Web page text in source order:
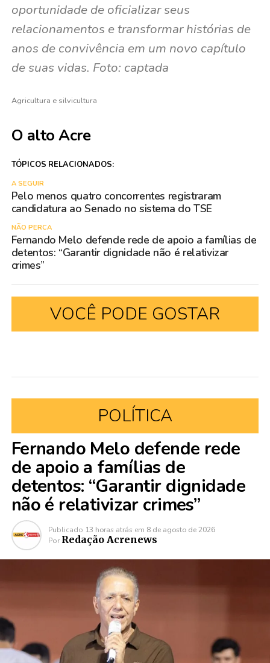
oportunidade de oficializar seus
relacionamentos e transformar histórias de
anos de convivência em um novo capítulo
de suas vidas. Foto: captada
Agricultura e silvicultura
O alto Acre
TÓPICOS RELACIONADOS:
A SEGUIR
Pelo menos quatro concorrentes registraram
candidatura ao Senado no sistema do TSE
NÃO PERCA
Fernando Melo defende rede de apoio a famílias de
detentos: “Garantir dignidade não é relativizar
crimes”
VOCÊ PODE GOSTAR
POLÍTICA
Fernando Melo defende rede
de apoio a famílias de
detentos: “Garantir dignidade
não é relativizar crimes”
Publicado 13 horas atrás em 8 de agosto de 2026
Por Redação Acrenews